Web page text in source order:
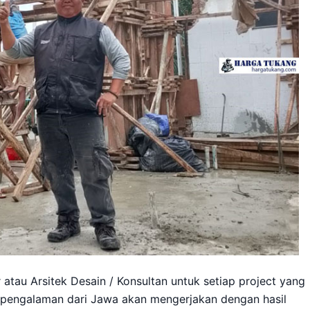
Arsitek Desain / Konsultan untuk setiap project yang
dari Jawa akan mengerjakan dengan hasil